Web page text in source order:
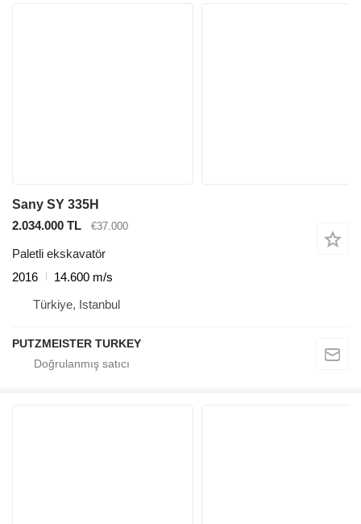
Sany SY 335H
2.034.000 TL
€37.000
Paletli ekskavatör
2016
14.600 m/s
Türkiye, Istanbul
PUTZMEISTER TURKEY